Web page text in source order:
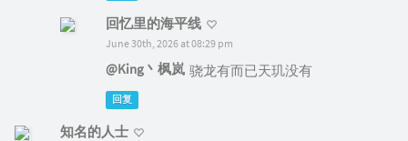
回忆里的海平线
June 30th, 2026 at 08:29 pm
@King丶枫岚 骁龙有而已天玑没有
回复
知名的人士